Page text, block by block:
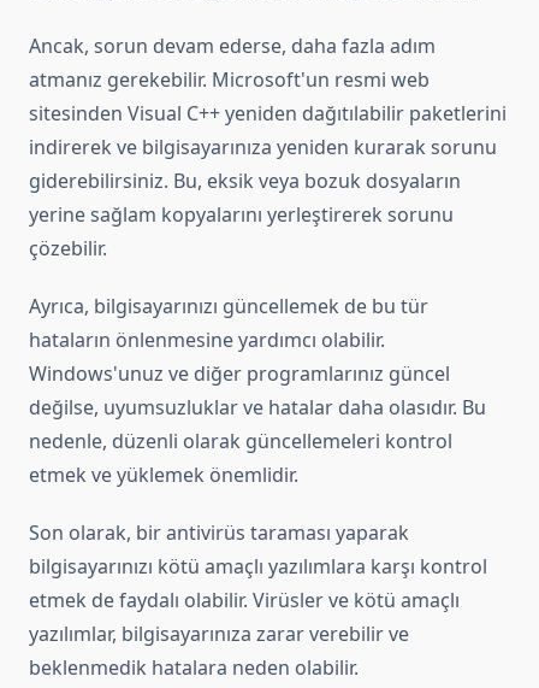
Ancak, sorun devam ederse, daha fazla adım
atmanız gerekebilir. Microsoft'un resmi web
sitesinden Visual C++ yeniden dağıtılabilir paketlerini
indirerek ve bilgisayarınıza yeniden kurarak sorunu
giderebilirsiniz. Bu, eksik veya bozuk dosyaların
yerine sağlam kopyalarını yerleştirerek sorunu
çözebilir.
Ayrıca, bilgisayarınızı güncellemek de bu tür
hataların önlenmesine yardımcı olabilir.
Windows'unuz ve diğer programlarınız güncel
değilse, uyumsuzluklar ve hatalar daha olasıdır. Bu
nedenle, düzenli olarak güncellemeleri kontrol
etmek ve yüklemek önemlidir.
Son olarak, bir antivirüs taraması yaparak
bilgisayarınızı kötü amaçlı yazılımlara karşı kontrol
etmek de faydalı olabilir. Virüsler ve kötü amaçlı
yazılımlar, bilgisayarınıza zarar verebilir ve
beklenmedik hatalara neden olabilir.